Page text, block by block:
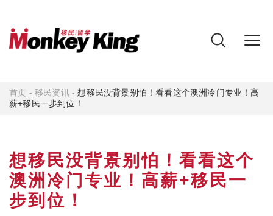
首页 -移民资讯-想移民没背景别怕！看看这个澳洲冷门专业！高
薪+移民一步到位！
想移民没背景别怕！看看这个
澳洲冷门专业！高薪+移民一
步到位！